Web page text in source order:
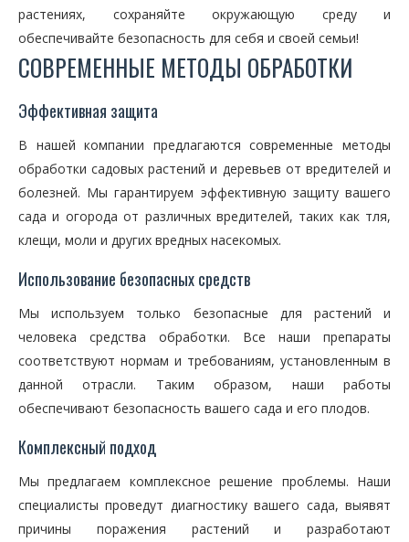
растениях, сохраняйте окружающую среду и
обеспечивайте безопасность для себя и своей семьи!
СОВРЕМЕННЫЕ МЕТОДЫ ОБРАБОТКИ
Эффективная защита
В нашей компании предлагаются современные методы
обработки садовых растений и деревьев от вредителей и
болезней. Мы гарантируем эффективную защиту вашего
сада и огорода от различных вредителей, таких как тля,
клещи, моли и других вредных насекомых.
Использование безопасных средств
Мы используем только безопасные для растений и
человека средства обработки. Все наши препараты
соответствуют нормам и требованиям, установленным в
данной отрасли. Таким образом, наши работы
обеспечивают безопасность вашего сада и его плодов.
Комплексный подход
Мы предлагаем комплексное решение проблемы. Наши
специалисты проведут диагностику вашего сада, выявят
причины поражения растений и разработают